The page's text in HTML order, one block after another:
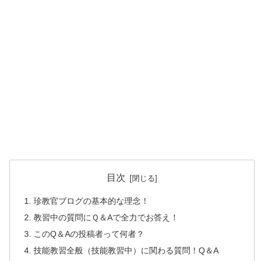
目次
珍教官ブログの基本的な理念！
教習中の質問にＱ＆Aで全力でお答え！
このQ＆Aの投稿者って何者？
技能教習全般（技能教習中）に関わる質問！Q＆A